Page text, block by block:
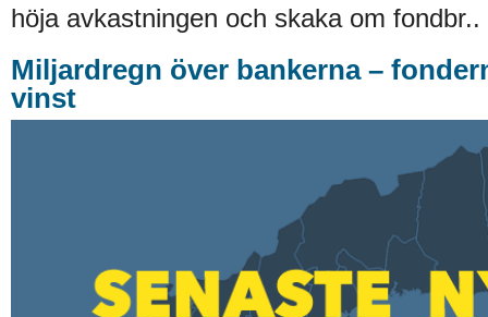
höja avkastningen och skaka om fondbr..
Miljardregn över bankerna –
vinst